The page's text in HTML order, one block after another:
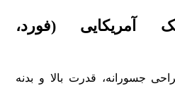
آمریکایی (فورد،
جسورانه، قدرت بالا و بدنه